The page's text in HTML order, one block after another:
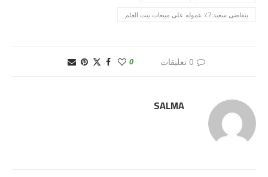
يتقاضى سعيد 7٪ عموله على مبيعات بيت العلم
0 تعليقات 0
SALMA